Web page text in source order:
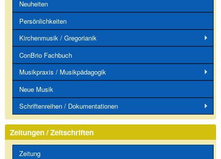
Neuheiten
Persönlichkeiten
Kirchenmusik / Gregorianik
ConBrio Fachbuch
Musikpraxis / Musikpädagogik
Neue Musik
Schriftenreihen / Dokumentationen
Zeitungen / Zeitschriften
Zeitung